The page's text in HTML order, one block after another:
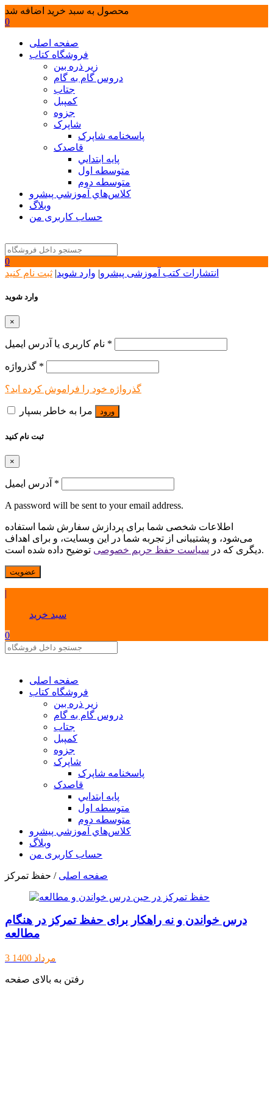
محصول به سبد خرید اضافه شد
0
صفحه اصلی
فروشگاه کتاب
زیر ذره بین
دروس گام به گام
جتاب
کمپبل
جزوه
شاپرک
پاسخنامه شاپرک
قاصدک
پايه ابتدايي
متوسطه اول
متوسطه دوم
كلاس‌هاي آموزشي پيشرو
وبلاگ
حساب کاربری من
0
انتشارات کتب آموزشی پیشرو| وارد شوید| ثبت نام کنید
وارد شوید
×
*
*
گذرواژه خود را فراموش کرده اید؟
مرا به خاطر بسپار ورود
ثبت نام کنید
×
*
A password will be sent to your email address.
اطلاعات شخصی شما برای پردازش سفارش شما استفاده
می‌شود، و پشتیبانی از تجربه شما در این وبسایت، و برای اهداف
دیگری که در سیاست حفظ حریم خصوصی توضیح داده شده است.
عضویت
|
سبد خرید
0
صفحه اصلی
فروشگاه کتاب
زیر ذره بین
دروس گام به گام
جتاب
کمپبل
جزوه
شاپرک
پاسخنامه شاپرک
قاصدک
پايه ابتدايي
متوسطه اول
متوسطه دوم
كلاس‌هاي آموزشي پيشرو
وبلاگ
حساب کاربری من
صفحه اصلی
درس خواندن و نه راهکار برای حفظ تمرکز در هنگام
مطالعه
3 مرداد 1400
رفتن به بالای صفحه